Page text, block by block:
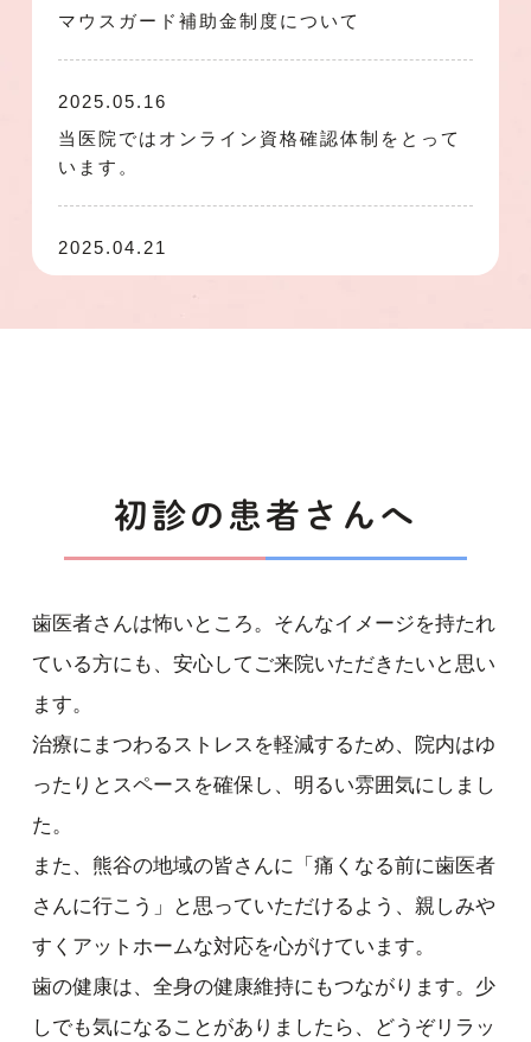
マウスガード補助金制度について
2025.05.16
当医院ではオンライン資格確認体制をとって
います。
2025.04.21
食物アレルギー
熊谷市河川敷にバイクコース
2024.03.12
ウズラ卵？のどに
2024.02.20
楽しそうな大人になろう
初診の患者さんへ
歯医者さんは怖いところ。そんなイメージを持たれ
ている方にも、安心してご来院いただきたいと思い
ます。
治療にまつわるストレスを軽減するため、院内はゆ
ったりとスペースを確保し、明るい雰囲気にしまし
た。
また、熊谷の地域の皆さんに「痛くなる前に歯医者
さんに行こう」と思っていただけるよう、親しみや
すくアットホームな対応を心がけています。
歯の健康は、全身の健康維持にもつながります。少
しでも気になることがありましたら、どうぞリラッ